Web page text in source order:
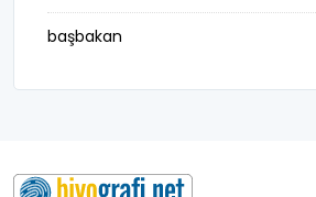
başbakan
belediye başkanı
buluş